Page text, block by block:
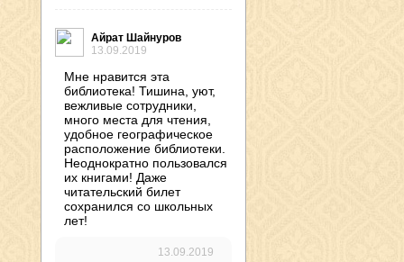
Айрат Шайнуров
13.09.2019
Мне нравится эта
библиотека! Тишина, уют,
вежливые сотрудники,
много места для чтения,
удобное географическое
расположение библиотеки.
Неоднократно пользовался
их книгами! Даже
читательский билет
сохранился со школьных
лет!
13.09.2019